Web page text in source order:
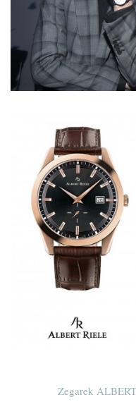
Zegarek